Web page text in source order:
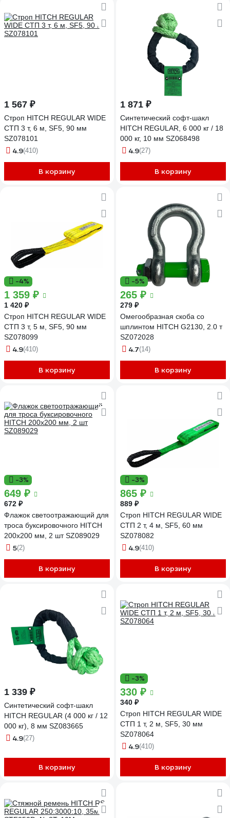
1 567 ₽
Строп HITCH REGULAR WIDE
СТП 3 т, 6 м, SF5, 90 мм
SZ078101
4.9(410)
В корзину
1 871 ₽
Синтетический софт-шакл
HITCH REGULAR, 6 000 кг / 18
000 кг, 10 мм SZ068498
4.9(27)
В корзину
-4%
1 359 ₽
1 420 ₽
Строп HITCH REGULAR WIDE
СТП 3 т, 5 м, SF5, 90 мм
SZ078099
4.9(410)
В корзину
-5%
265 ₽
279 ₽
Омегообразная скоба со
шплинтом HITCH G2130, 2.0 т
SZ072028
4.7(14)
В корзину
-3%
649 ₽
672 ₽
Флажок светоотражающий для
троса буксировочного HITCH
200x200 мм, 2 шт SZ089029
5(2)
В корзину
-3%
865 ₽
889 ₽
Строп HITCH REGULAR WIDE
СТП 2 т, 4 м, SF5, 60 мм
SZ078082
4.9(410)
В корзину
1 339 ₽
Синтетический софт-шакл
HITCH REGULAR (4 000 кг / 12
000 кг), 8 мм SZ083665
4.9(27)
В корзину
-3%
330 ₽
340 ₽
Строп HITCH REGULAR WIDE
СТП 1 т, 2 м, SF5, 30 мм
SZ078064
4.9(410)
В корзину